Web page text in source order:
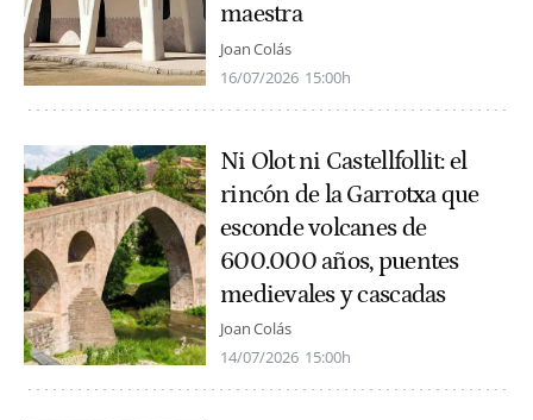
maestra
Joan Colás
16/07/2026 15:00h
Ni Olot ni Castellfollit: el
rincón de la Garrotxa que
esconde volcanes de
600.000 años, puentes
medievales y cascadas
Joan Colás
14/07/2026 15:00h